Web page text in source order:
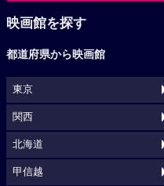
映画館を探す
都道府県から映画館
東京
関西
北海道
甲信越